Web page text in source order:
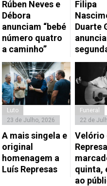
Rúben Neves e
Débora
anunciam “bebé
número quatro
a caminho”
Filipa
Duarte
Luto
23 de Julho, 2026
A mais singela e
original
homenagem a
Luís Represas
Funeral
22 de
Velório
quinta,
ao